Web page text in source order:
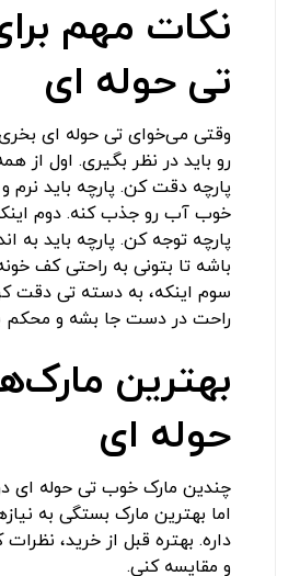
نکات مهم
تی حوله ای
وقتی می‌خوای تی حوله ای
رو باید در نظر بگیری. اول از
پارچه دقت کن. پارچه باید نرم
خوب آب رو جذب کنه. دوم
پارچه توجه کن. پارچه باید به
باشه تا بتونی به راحتی کف
سوم اینکه، به دسته تی دقت
راحت در دست جا بشه و محکم
بهترین
حوله ای
چندین مارک خوب تی حوله ای در
اما بهترین مارک بستگی به
داره. بهتره قبل از خرید، نظرات
و مقایسه کنی.